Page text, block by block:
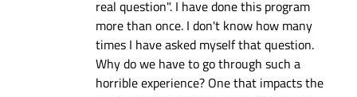
real question". I have done this program
more than once. I don't know how many
times I have asked myself that question.
Why do we have to go through such a
horrible experience? One that impacts the